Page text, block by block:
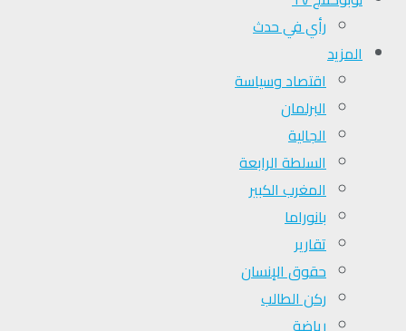
رأي في حدث
المزيد
اقتصاد وسياسة
البرلمان
الجالية
السلطة الرابعة
المغرب الكبير
بانوراما
تقارير
حقوق الإنسان
ركن الطالب
رياضة